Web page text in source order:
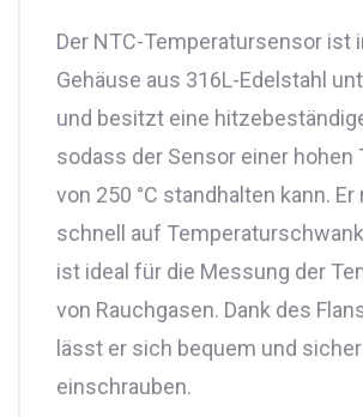
Der NTC-Temperatursensor ist
Gehäuse aus 316L-Edelstahl
und besitzt eine
sodass der Sensor einer hohen
von 250 °C standhalten kann. Er
schnell auf
ist ideal für die Messung der
von Rauchgasen. Dank des
lässt er sich bequem und sicher
einschrauben.